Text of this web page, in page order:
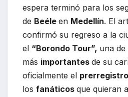
espera terminó para los
de Beéle en Medellín. El
confirmó su regreso a la
el “Borondo Tour”, una de
más importantes de su
oficialmente el prerregistro
los fanáticos que quieran